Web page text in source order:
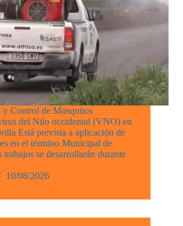
y Control de Mosquitos
del Nilo occidental (VNO) en
Está prevista a aplicación de
en el término Municipal de
se desarrollarán durante
10/08/2026